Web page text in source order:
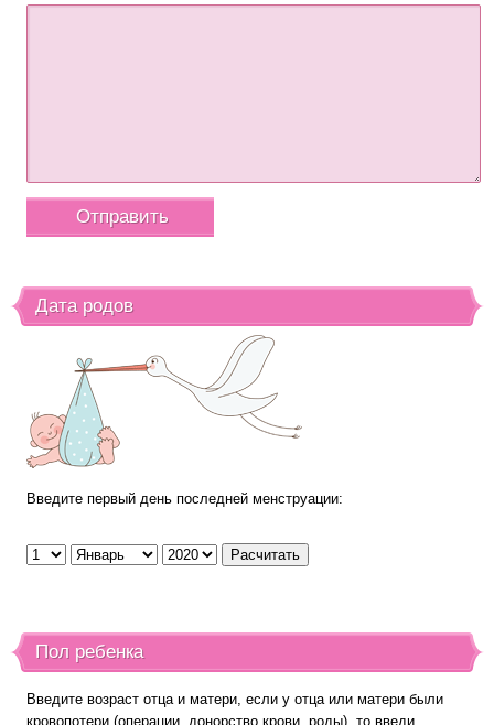
Дата родов
Введите первый день последней менструации:
Пол ребенка
Введите возраст отца и матери, если у отца или матери были
кровопотери (операции, донорство крови, роды), то введи